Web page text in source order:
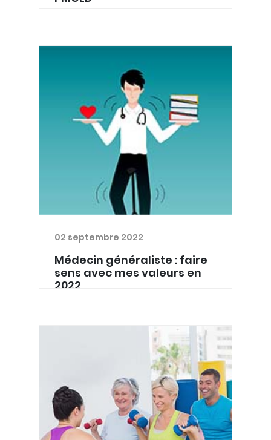
dans ces postes de garde. Nous
lançons donc une enquêt...
02 septembre 2022
Médecin généraliste : faire
sens avec mes valeurs en
2022
année à un appel à projets du Fonds
Daniel De Coninck, géré par la
Fondation Roi Baudouin, sur le bien-
être du travailleur de la première ligne
de soins. Durant la cris...